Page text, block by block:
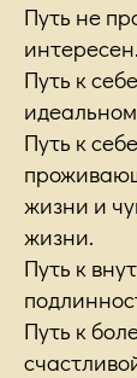
Путь не
интересен.
Путь к
Путь к
жизни и
жизни.
Путь к
Путь к